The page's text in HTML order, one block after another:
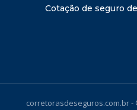
Cotação de seguro
corretorasdeseguros.com.br